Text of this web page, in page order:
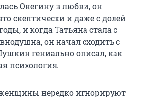
Онегину в любви, он
скептически и даже с долей
и когда Татьяна стала с
он начал сходить с
гениально описал, как
психология.
нередко игнорируют